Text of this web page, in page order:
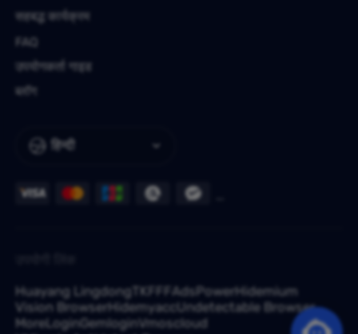
हिन्दी
सहबद्ध कार्यक्रम
FAQ
उपयोगकर्ता गाइड
ब्लॉग
Huayang Lingdong TKFFF AdsPowerHidemium
Vision BrowserHidemyaccUndetectable Browser
MoreLoginGemloginVmoscloud